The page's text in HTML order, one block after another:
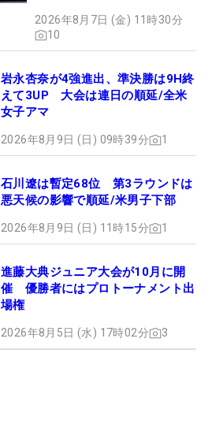
2026年8月7日 (金) 11時30分
10
岩永杏奈が4強進出、準決勝は9H終
えて3UP 大会は連日の順延/全米
女子アマ
2026年8月9日 (日) 09時39分 1
石川遼は暫定68位 第3ラウンドは
悪天候の影響で順延/米男子下部
2026年8月9日 (日) 11時15分 1
進藤大典ジュニア大会が10月に開
催 優勝者にはプロトーナメント出
場権
2026年8月5日 (水) 17時02分 3